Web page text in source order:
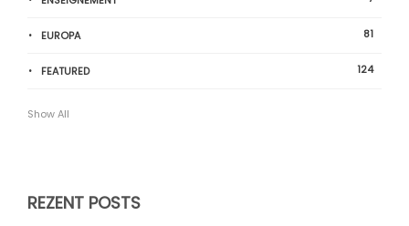
EUROPA 81
FEATURED 124
Show All
REZENT POSTS